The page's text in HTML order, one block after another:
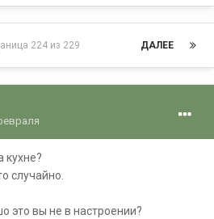
ДАЛЕЕ
224 из 229
кухне?
случайно.
это вы не в настроении?